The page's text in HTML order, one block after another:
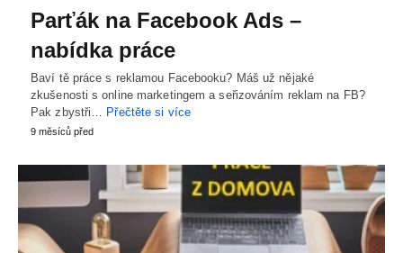
Parťák na Facebook Ads –
nabídka práce
Baví tě práce s reklamou Facebooku? Máš už nějaké
zkušenosti s online marketingem a seřizováním reklam na FB?
Pak zbystři…
Přečtěte si více
9 měsíců před